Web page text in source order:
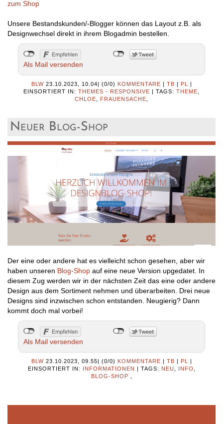
zum Shop
Unsere Bestandskunden/-Blogger können das Layout z.B. als
Designwechsel direkt in ihrem Blogadmin bestellen.
Als Mail versenden
BLW 23.10.2023, 10.04| (0/0) KOMMENTARE | TB | PL
|
EINSORTIERT IN: THEMES - RESPONSIVE | TAGS: THEME
CHLOE
FRAUENSACHE
Neuer Blog-Shop
Der eine oder andere hat es vielleicht schon gesehen, aber wir
haben unseren Blog-Shop auf eine neue Version upgedatet. In
diesem Zug werden wir in der nächsten Zeit das eine oder andere
Design aus dem Sortiment nehmen und überarbeiten. Drei neue
Designs sind inzwischen schon entstanden. Neugierig? Dann
kommt doch mal vorbei!
Als Mail versenden
BLW 23.10.2023, 09.55| (0/0) KOMMENTARE | TB | PL
|
EINSORTIERT IN: INFORMATIONEN | TAGS: NEU INFO
BLOG-SHOP